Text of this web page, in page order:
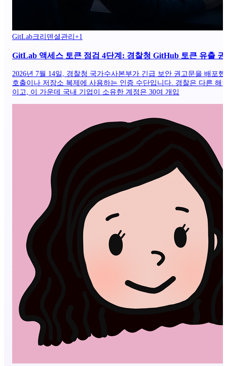
GitLab크리덴셜관리 +1
GitLab 액세스 토큰 점검 4단계: 경찰청 GitHub 토큰 유출
2026년 7월 14일, 경찰청 국가수사본부가 긴급 보안 권고문을 배포
호출이나 저장소 복제에 사용하는 인증 수단입니다. 경찰은 다른
이고, 이 가운데 국내 기업이 소유한 계정은 30여 개입